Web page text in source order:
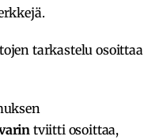
tarkastelu osoittaa
tviitti osoittaa,